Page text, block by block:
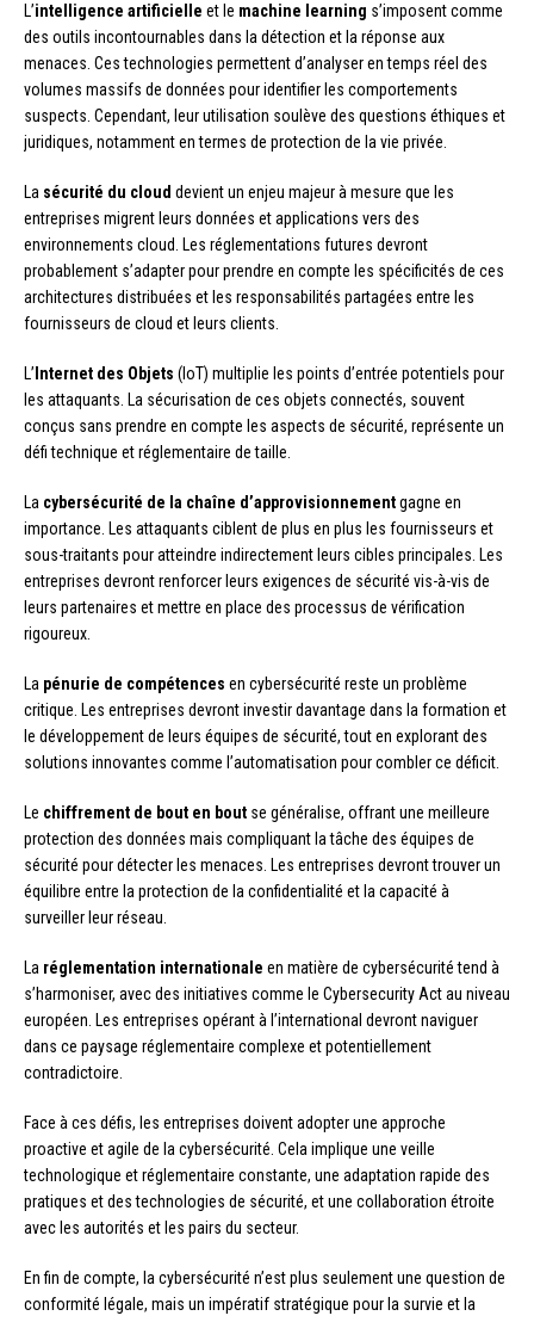
L’intelligence artificielle et le machine learning s’imposent comme
des outils incontournables dans la détection et la réponse aux
menaces. Ces technologies permettent d’analyser en temps réel des
volumes massifs de données pour identifier les comportements
suspects. Cependant, leur utilisation soulève des questions éthiques et
juridiques, notamment en termes de protection de la vie privée.
La sécurité du cloud devient un enjeu majeur à mesure que les
entreprises migrent leurs données et applications vers des
environnements cloud. Les réglementations futures devront
probablement s’adapter pour prendre en compte les spécificités de ces
architectures distribuées et les responsabilités partagées entre les
fournisseurs de cloud et leurs clients.
L’ Internet des Objets (IoT) multiplie les points d’entrée potentiels pour
les attaquants. La sécurisation de ces objets connectés, souvent
conçus sans prendre en compte les aspects de sécurité, représente un
défi technique et réglementaire de taille.
La cybersécurité de la chaîne d’approvisionnementgagne en
importance. Les attaquants ciblent de plus en plus les fournisseurs et
sous-traitants pour atteindre indirectement leurs cibles principales. Les
entreprises devront renforcer leurs exigences de sécurité vis-à-vis de
leurs partenaires et mettre en place des processus de vérification
rigoureux.
La pénurie de compétences en cybersécurité reste un problème
critique. Les entreprises devront investir davantage dans la formation et
le développement de leurs équipes de sécurité, tout en explorant des
solutions innovantes comme l’automatisation pour combler ce déficit.
Le chiffrement de bout en bout se généralise, offrant une meilleure
protection des données mais compliquant la tâche des équipes de
sécurité pour détecter les menaces. Les entreprises devront trouver un
équilibre entre la protection de la confidentialité et la capacité à
surveiller leur réseau.
La réglementation internationale en matière de cybersécurité tend à
s’harmoniser, avec des initiatives comme le Cybersecurity Act au niveau
européen. Les entreprises opérant à l’international devront naviguer
dans ce paysage réglementaire complexe et potentiellement
contradictoire.
Face à ces défis, les entreprises doivent adopter une approche
proactive et agile de la cybersécurité. Cela implique une veille
technologique et réglementaire constante, une adaptation rapide des
pratiques et des technologies de sécurité, et une collaboration étroite
avec les autorités et les pairs du secteur.
En fin de compte, la cybersécurité n’est plus seulement une question de
conformité légale, mais un impératif stratégique pour la survie et la